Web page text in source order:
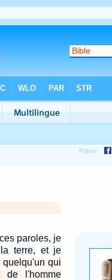
paroles, je
terre, et je
quelqu'un qui
de l'homme